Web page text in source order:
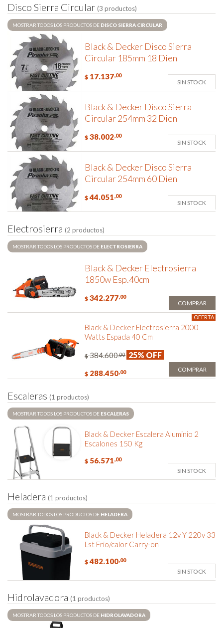
Disco Sierra Circular (3 productos)
MOSTRAR TODOS LOS PRODUCTOS DE DISCO SIERRA CIRCULAR
Black & Decker Disco Sierra
Circular 185mm 18 Dien
$ 17.137,00
SIN STOCK
Black & Decker Disco Sierra
Circular 254mm 32 Dien
$ 38.002,00
SIN STOCK
Black & Decker Disco Sierra
Circular 254mm 60 Dien
$ 44.051 ,00
SIN STOCK
Electrosierra (2 productos)
MOSTRAR TODOS LOS PRODUCTOS DE ELECTROSIERRA
Black & Decker Electrosierra
1850w Esp.40cm
$ 342.277,00
COMPRAR
OFERTA
Black & Decker Electrosierra 2000
Watts Espada 40 Cm
$ 384.600,00 25% OFF
$ 288.450,00 COMPRAR
Escaleras (1 productos)
MOSTRAR TODOS LOS PRODUCTOS DE ESCALERAS
Black & Decker Escalera Aluminio 2
Escalones 150 Kg
$ 56.571,00
SIN STOCK
Heladera (1 productos)
MOSTRAR TODOS LOS PRODUCTOS DE HELADERA
Black & Decker Heladera 12v Y 220v 33
Lst Frio/calor Carry-on
$ 482.100,00
SIN STOCK
Hidrolavadora (1 productos)
MOSTRAR TODOS LOS PRODUCTOS DE HIDROLAVADORA